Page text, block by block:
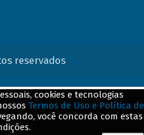
reservados
cookies e tecnologias
Termos de Uso e Política de
você concorda com estas